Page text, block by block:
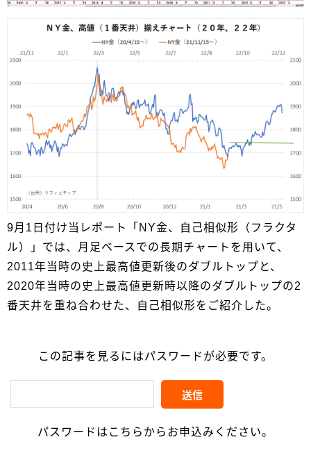
9月1日付け当レポート「NY金、自己相似形（フラクタ
ル）」では、月足ベースでの長期チャートを用いて、
2011年当時の史上最高値更新後のダブルトップと、
2020年当時の史上最高値更新時以降のダブルトップの2
番天井を重ね合わせた、自己相似形をご紹介した。
この記事を見るにはパスワードが必要です。
パスワードはこちらからお申込みください。